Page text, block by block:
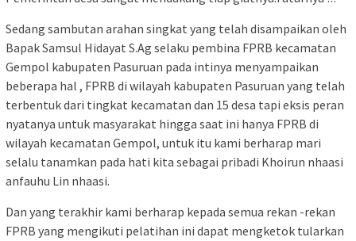
Sedang sambutan arahan singkat yang telah disampaikan oleh
Bapak Samsul Hidayat S.Ag selaku pembina FPRB kecamatan
Gempol kabupaten Pasuruan pada intinya menyampaikan
beberapa hal , FPRB di wilayah kabupaten Pasuruan yang telah
terbentuk dari tingkat kecamatan dan 15 desa tapi eksis peran
nyatanya untuk masyarakat hingga saat ini hanya FPRB di
wilayah kecamatan Gempol, untuk itu kami berharap mari
selalu tanamkan pada hati kita sebagai pribadi Khoirun nhaasi
anfauhu Lin nhaasi.
Dan yang terakhir kami berharap kepada semua rekan -rekan
FPRB yang mengikuti pelatihan ini dapat mengketok tularkan